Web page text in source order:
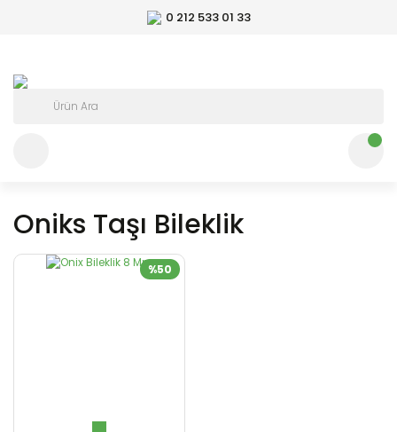
0 212 533 01 33
Oniks Taşı Bileklik
%50